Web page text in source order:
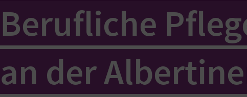
Berufliche
an der